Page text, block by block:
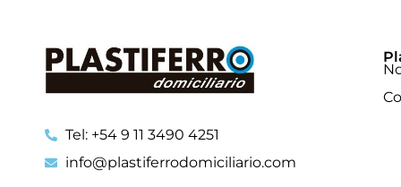
Tel: +54 9 11 3490 4251
info@plastiferrodomiciliario.com